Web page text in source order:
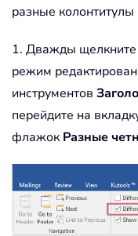
разные
1. Дважды щелкните
режим
инструментов
перейдите на
флажокРазные